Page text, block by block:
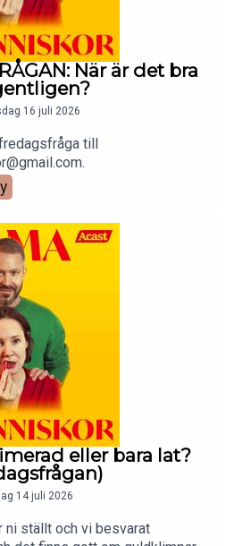
När är det bra
16 juli 2026
till
eller bara lat?
14 juli 2026
ni ställt och vi besvarat